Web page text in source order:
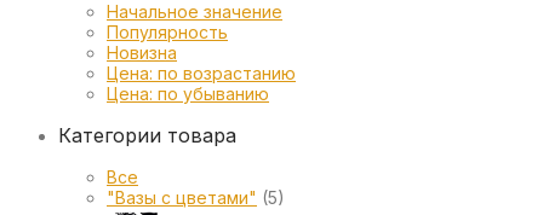
Начальное значение
Популярность
Новизна
Цена: по возрастанию
Цена: по убыванию
Категории товара
Все
"Вазы с цветами" (5)